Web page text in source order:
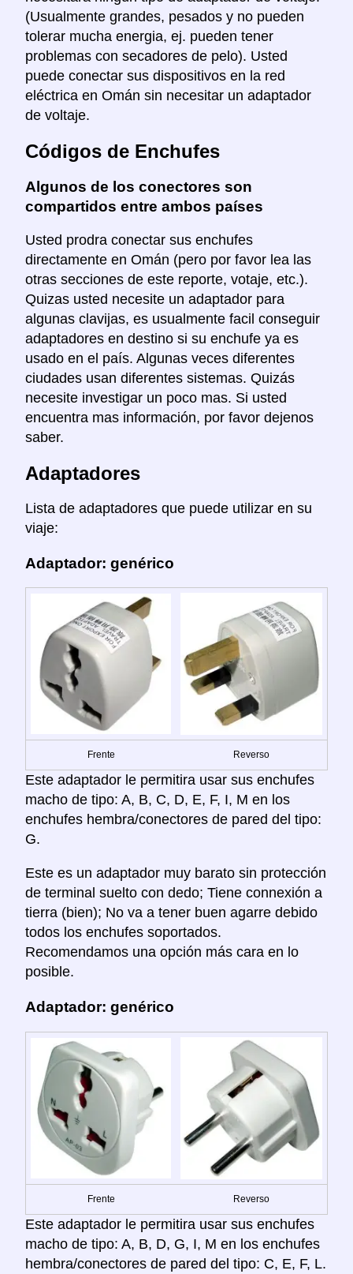
(Usualmente grandes, pesados y no pueden
tolerar mucha energia, ej. pueden tener
problemas con secadores de pelo). Usted
puede conectar sus dispositivos en la red
eléctrica en Omán sin necesitar un adaptador
de voltaje.
Códigos de Enchufes
Algunos de los conectores son
compartidos entre ambos países
Usted prodra conectar sus enchufes
directamente en Omán (pero por favor lea las
otras secciones de este reporte, votaje, etc.).
Quizas usted necesite un adaptador para
algunas clavijas, es usualmente facil conseguir
adaptadores en destino si su enchufe ya es
usado en el país. Algunas veces diferentes
ciudades usan diferentes sistemas. Quizás
necesite investigar un poco mas. Si usted
encuentra mas información, por favor dejenos
saber.
Adaptadores
Lista de adaptadores que puede utilizar en su
viaje:
Adaptador: genérico
Frente Reverso
Este adaptador le permitira usar sus enchufes
macho de tipo: A, B, C, D, E, F, I, M en los
enchufes hembra/conectores de pared del tipo:
G.
Este es un adaptador muy barato sin protección
de terminal suelto con dedo; Tiene connexión a
tierra (bien); No va a tener buen agarre debido
todos los enchufes soportados.
Recomendamos una opción más cara en lo
posible.
Adaptador: genérico
Frente Reverso
Este adaptador le permitira usar sus enchufes
macho de tipo: A, B, D, G, I, M en los enchufes
hembra/conectores de pared del tipo: C, E, F, L.